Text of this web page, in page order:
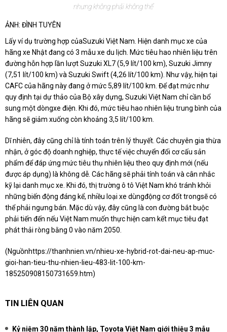
nhưng không phải không thể
ẢNH: ĐÌNH TUYÊN
Lấy ví dụ trường hợp củaSuzuki Việt Nam. Hiện danh mục xe của
hãng xe Nhật đang có 3 mẫu xe du lịch. Mức tiêu hao nhiên liệu trên
đường hỗn hợp lần lượt Suzuki XL7 (5,9 lít/100 km), Suzuki Jimny
(7,51 lít/100 km) và Suzuki Swift (4,26 lít/100 km). Như vậy, hiện tại
CAFC của hãng này đang ở mức 5,89 lít/100 km. Để đạt mức như
quy định tại dự thảo của Bộ xây dựng, Suzuki Việt Nam chỉ cần bổ
sung một dòngxe điện. Khi đó, mức tiêu hao nhiên liệu trung bình của
hãng sẽ giảm xuống còn khoảng 3,5 lít/100 km.
Dĩ nhiên, đây cũng chỉ là tính toán trên lý thuyết. Các chuyên gia thừa
nhận, ở góc độ doanh nghiệp, thực tế việc chuyển đổi cơ cấu sản
phẩm để đáp ứng mức tiêu thụ nhiên liệu theo quy định mới (nếu
được áp dụng) là không dễ. Các hãng sẽ phải tính toán và cân nhắc
kỹ lại danh mục xe. Khi đó, thị trường ô tô Việt Nam khó tránh khỏi
những biến động đáng kể, nhiều loại xe dùngđộng cơ đốt trongsẽ có
thể phải ngưng bán. Mặc dù vậy, đây cũng là con đường bắt buộc
phải tiến đến nếu Việt Nam muốn thực hiện cam kết mục tiêu đạt
phát thải ròng bằng 0 vào năm 2050.
(Nguồnhttps://thanhnien.vn/nhieu-xe-hybrid-rot-dai-neu-ap-muc-
gioi-han-tieu-thu-nhien-lieu-483-lit-100-km-
185250908150731659.htm)
TIN LIÊN QUAN
Kỷ niệm 30 năm thành lập, Toyota Việt Nam giới thiệu 3 mẫu